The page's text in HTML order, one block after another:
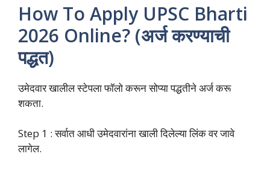
How To Apply UPSC Bharti
2026 Online? (अर्ज करण्याची
पद्धत)
उमेदवार खालील स्टेपला फॉलो करून सोप्या पद्धतीने अर्ज करू
शकता.
Step 1 : सर्वात आधी उमेदवारांना खाली दिलेल्या लिंक वर जावे
लागेल.